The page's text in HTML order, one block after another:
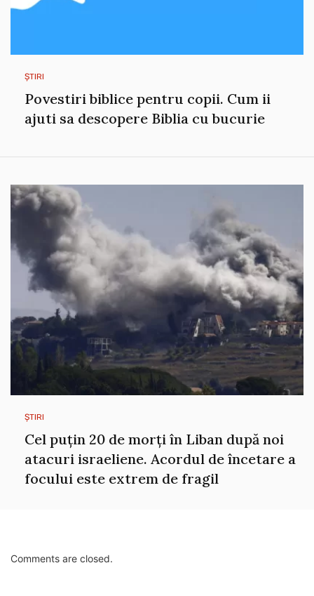
ȘTIRI
Povestiri biblice pentru copii. Cum ii
ajuti sa descopere Biblia cu bucurie
ȘTIRI
Cel puțin 20 de morți în Liban după noi
atacuri israeliene. Acordul de încetare a
focului este extrem de fragil
Comments are closed.